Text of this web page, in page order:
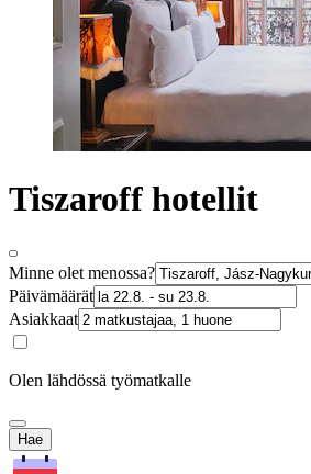
Tiszaroff hotellit
Minne olet menossa?
Päivämäärät
Asiakkaat
Olen lähdössä työmatkalle
Hae